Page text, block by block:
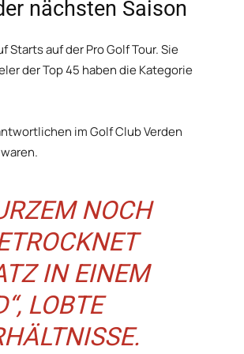
nächsten Saison
Starts auf der Pro Golf Tour. Sie
der Top 45 haben die Kategorie
im Golf Club Verden
NOCH
IN EINEM
LOBTE